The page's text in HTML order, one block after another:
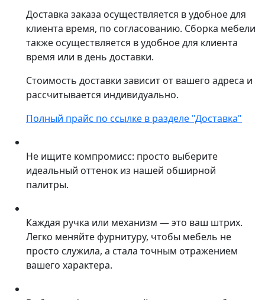
Доставка заказа осуществляется в удобное для
клиента время, по согласованию. Сборка мебели
также осуществляется в удобное для клиента
время или в день доставки.
Стоимость доставки зависит от вашего адреса и
рассчитывается индивидуально.
Полный прайс по ссылке в разделе "Доставка"
Не ищите компромисс: просто выберите
идеальный оттенок из нашей обширной
палитры.
Каждая ручка или механизм — это ваш штрих.
Легко меняйте фурнитуру, чтобы мебель не
просто служила, а стала точным отражением
вашего характера.